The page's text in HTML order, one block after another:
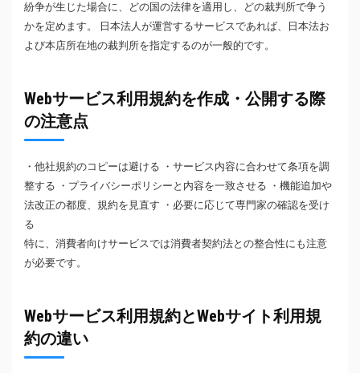
紛争が生じた場合に、どの国の法律を適用し、どの裁判所で争う
かを定めます。 日本法人が運営するサービスであれば、日本法お
よび本店所在地の裁判所を指定するのが一般的です。
Webサービス利用規約を作成・公開する際
の注意点
・他社規約のコピーは避ける ・サービス内容に合わせて条項を調
整する ・プライバシーポリシーと内容を一致させる ・機能追加や
法改正の都度、規約を見直す ・必要に応じて専門家の確認を受け
る
特に、消費者向けサービスでは消費者契約法との整合性にも注意
が必要です。
Webサービス利用規約とWebサイト利用規
約の違い